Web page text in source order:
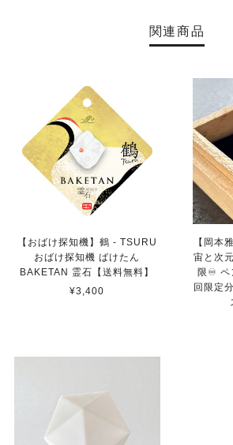
関連商品
【おばけ探知機】鶴 - TSURU
おばけ探知機 ばけたん
BAKETAN 霊石【送料無料】
¥3,400
【岡本
宙と次
限♾️ ペ
回限定